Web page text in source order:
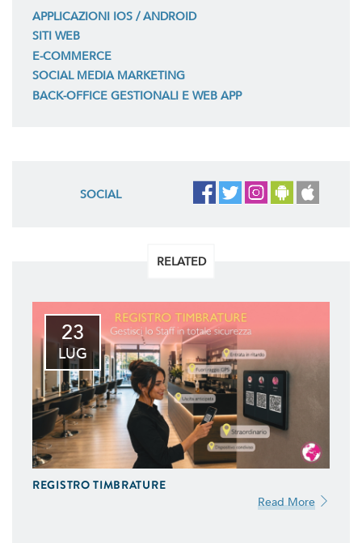
APPLICAZIONI IOS / ANDROID
SITI WEB
E-COMMERCE
SOCIAL MEDIA MARKETING
BACK-OFFICE GESTIONALI E WEB APP
SOCIAL
RELATED
23
LUG
REGISTRO TIMBRATURE
Read More